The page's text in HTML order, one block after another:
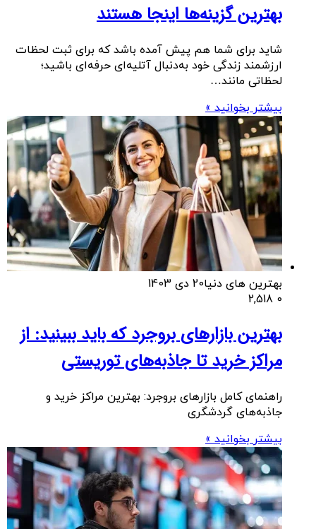
بهترین گزینه‌ها اینجا هستند
شاید برای شما هم پیش آمده باشد که برای ثبت لحظات
ارزشمند زندگی خود به‌دنبال آتلیه‌ای حرفه‌ای باشید؛
لحظاتی مانند…
بیشتر بخوانید »
بهترین های دنیا20 دی 1403
0
بهترین بازارهای بروجرد که باید ببینید: از
مراکز خرید تا جاذبه‌های توریستی
راهنمای کامل بازارهای بروجرد: بهترین مراکز خرید و
جاذبه‌های گردشگری
بیشتر بخوانید »